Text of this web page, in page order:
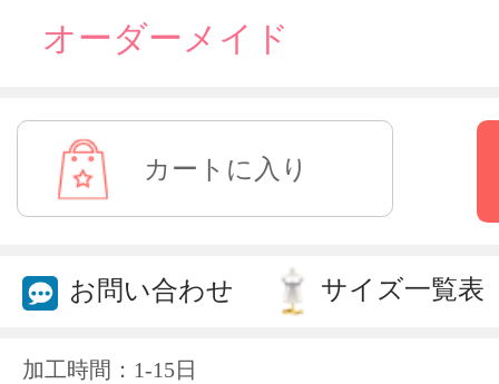
オーダーメイド
お問い合わせ サイズ一覧表
加工時間：1-15日